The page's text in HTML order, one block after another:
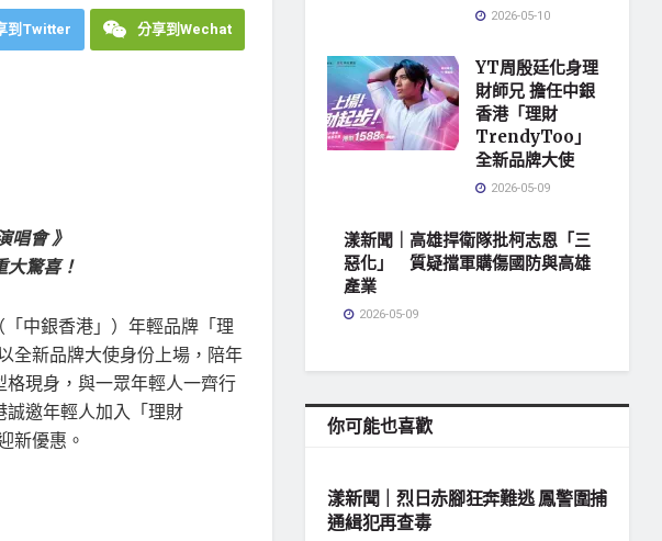
到Twitter 分享到Wechat
唱會 》
大驚喜！
中銀香港」）年輕品牌「理
全新品牌大使身份上場，陪年
現身，與一眾年輕人一齊行
邀年輕人加入「理財
新優惠。
2026-05-10
YT周殷廷化身理
財師兄 擔任中銀
香港「理財
TrendyToo」
全新品牌大使
2026-05-09
漾新聞｜高雄捍衛隊批柯志恩「三
惡化」 質疑擋軍購傷國防與高雄
產業
2026-05-09
你可能也喜歡
漾新聞｜烈日赤腳狂奔難逃 鳳警圍捕
通緝犯再查毒